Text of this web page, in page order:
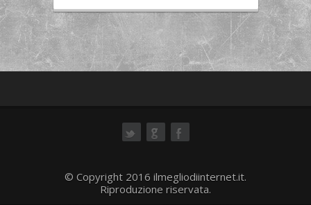
© Copyright 2016 ilmegliodiinternet.it.
Riproduzione riservata.